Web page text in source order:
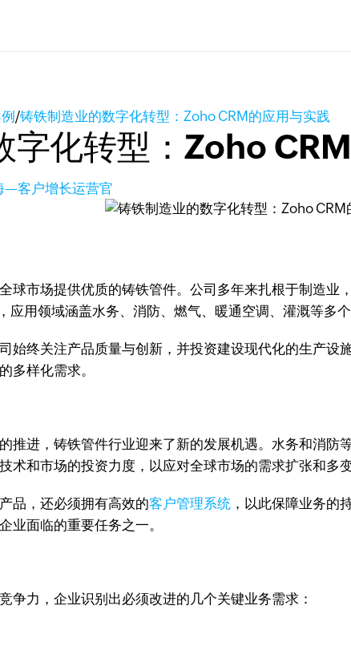
/铸铁制造业的数字化转型：Zoho CRM的应用与实践
字化转型：Zoho
—客户增长运营官
球市场提供优质的铸铁管件。公司多年来扎根于制造
用领域涵盖水务、消防、燃气、暖通空调、灌溉等多
始终关注产品质量与创新，并投资建设现代化的生产
多样化需求。
推进，铸铁管件行业迎来了新的发展机遇。水务和消
术和市场的投资力度，以应对全球市场的需求扩张和多变
品，还必须拥有高效的客户管理系统 ，以此保障业务的
业面临的重要任务之一。
争力，企业识别出必须改进的几个关键业务需求：